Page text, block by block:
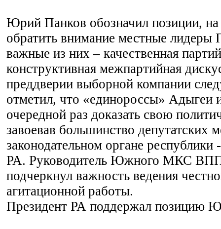
Юрий Панков обозначил позиции,
обратить внимание местные
важные из них – качественная
конструктивная межпартийная
преддверии выборной компании
отметил, что «единороссы» Адыгеи
очередной раз доказать свою
завоевав большинство депутатских
законодательном органе республики
РА. Руководитель Южного МКС ВПП
подчеркнул важность ведения
агитационной работы.
Президент РА поддержал позицию